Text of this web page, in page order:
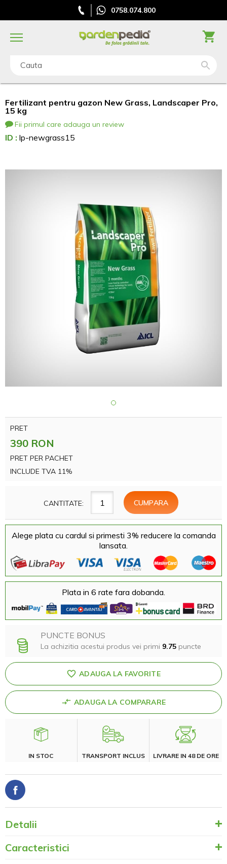
0758.074.800
Cauta
Fertilizant pentru gazon New Grass, Landscaper Pro,
15 kg
Fii primul care adauga un review
ID : lp-newgrass15
PRET
390 RON
PRET PER PACHET
INCLUDE TVA 11%
CANTITATE:
Alege plata cu cardul si primesti 3% reducere la comanda
lansata.
Plata in 6 rate fara dobanda.
PUNCTE BONUS
La achizitia acestui produs vei primi 9.75 puncte
ADAUGA LA FAVORITE
ADAUGA LA COMPARARE
IN STOC TRANSPORT INCLUS LIVRARE IN 48 DE ORE
Detalii
Caracteristici